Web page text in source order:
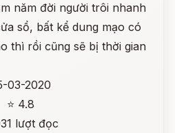
năm đời người trôi nhanh
sổ, bất kể dung mạo có
thì rồi cũng sẽ bị thời gian
03-2020
⭐ 4.8
lượt đọc